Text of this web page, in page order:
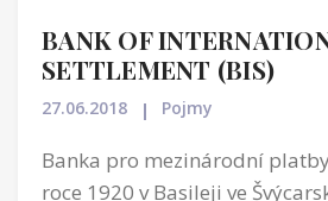
BANK OF
SETTLEMENT (BIS)
27.06.2018 Pojmy
Banka pro mezinárodní
roce 1920 v Basileji ve